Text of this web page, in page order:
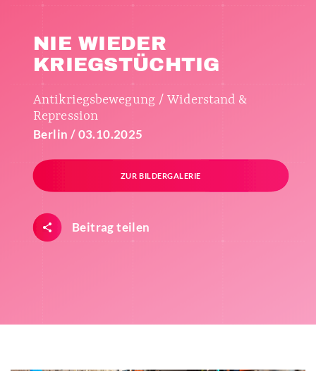
NIE WIEDER
KRIEGSTÜCHTIG
Antikriegsbewegung / Widerstand &
Repression
Berlin / 03.10.2025
ZUR BILDERGALERIE
Beitrag teilen